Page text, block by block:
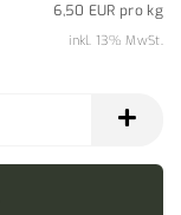
6,50 EUR pro kg
inkl. 13% MwSt.